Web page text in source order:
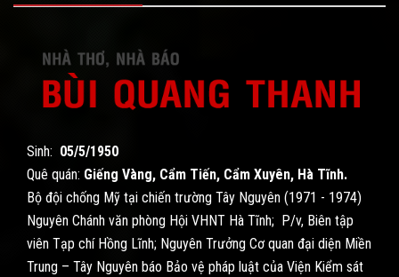
Sinh: 05/5/1950
Quê quán: Giếng Vàng, Cẩm Tiến, Cẩm Xuyên, Hà Tĩnh.
Bộ đội chống Mỹ tại chiến trường Tây Nguyên (1971 - 1974)
Nguyên Chánh văn phòng Hội VHNT Hà Tĩnh; P/v, Biên tập
viên Tạp chí Hồng Lĩnh; Nguyên Trưởng Cơ quan đại diện Miền
Trung – Tây Nguyên báo Bảo vệ pháp luật của Viện Kiểm sát